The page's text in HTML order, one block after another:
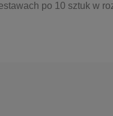
po 10 sztuk w